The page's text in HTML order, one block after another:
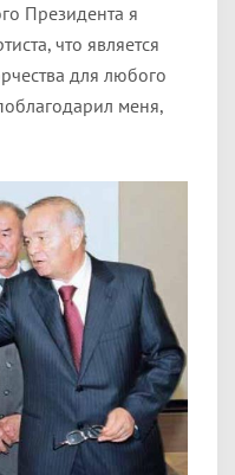
Президента я
что является
для любого
меня,